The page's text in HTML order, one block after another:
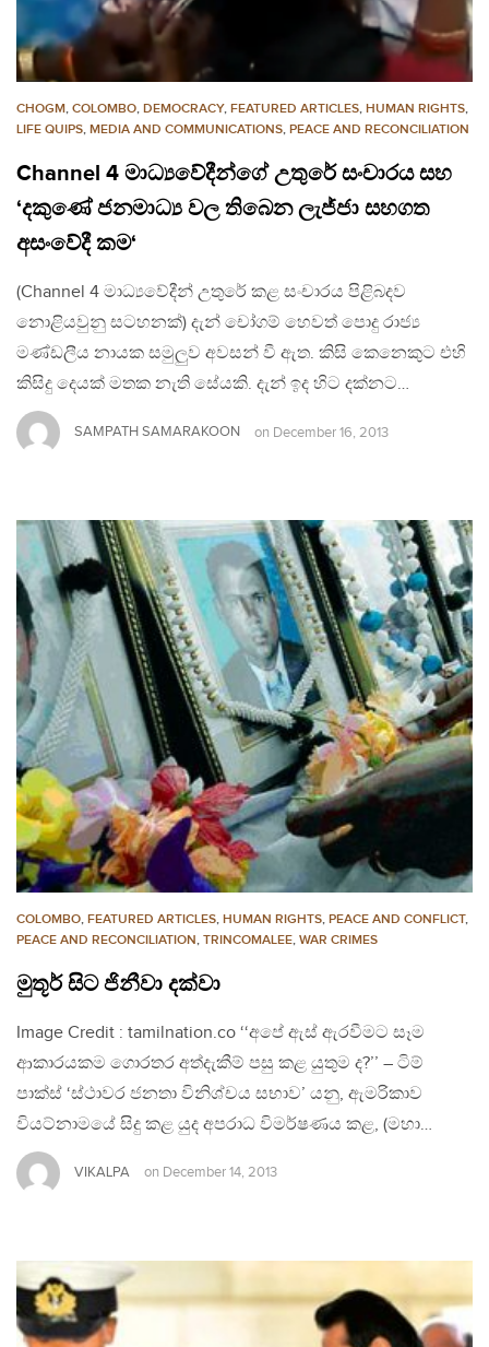
CHOGM, COLOMBO, DEMOCRACY, FEATURED ARTICLES, HUMAN RIGHTS,
LIFE QUIPS, MEDIA AND COMMUNICATIONS, PEACE AND RECONCILIATION
Channel 4 මාධ්‍යවේදීන්ගේ උතුරේ සංචාරය සහ
‘දකුණේ ජනමාධ්‍ය වල තිබෙන ලැජ්ජා සහගත
අසංවේදී කම‘
(Channel 4 මාධ්‍යවේදීන් උතුරේ කළ සංචාරය පිළිබදව
නොළියවුනු සටහනක්) දැන් චෝගම් හෙවත් පොදු රාජ්‍ය
මණ්ඩලීය නායක සමුලුව අවසන් වී ඇත. කිසි කෙනෙකුට එහි
කිසිදු දෙයක් මතක නැති සේයකි. දැන් ඉද හිට දක්නට…
SAMPATH SAMARAKOON on December 16, 2013
COLOMBO, FEATURED ARTICLES, HUMAN RIGHTS, PEACE AND CONFLICT,
PEACE AND RECONCILIATION, TRINCOMALEE, WAR CRIMES
මුතූර් සිට ජිනීවා දක්වා
Image Credit : tamilnation.co ‘‘අපේ ඇස් ඇරවීමට සෑම
ආකාරයකම ගොරතර අත්දැකීම් පසු කළ යුතුම ද?’’ – ටිම්
පාක්ස් ‘ස්ථාවර ජනතා විනිශ්චය සභාව’ යනු, ඇමරිකාව
වියට්නාමයේ සිදු කළ යුද අපරාධ විමර්ෂණය කළ, (මහා…
VIKALPA on December 14, 2013